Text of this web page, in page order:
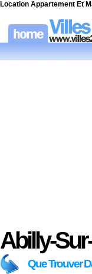
Location Appartement Et
Abilly-
Que Trouver